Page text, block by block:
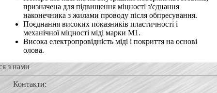
призначена для підвищення міцності з'єднання
наконечника з жилами проводу після обпресування.
Поєднання високих показників пластичності і
механічної міцності міді марки М1.
Висока електропровідність міді і покриття на основі
олова.
з нами
Контакти: